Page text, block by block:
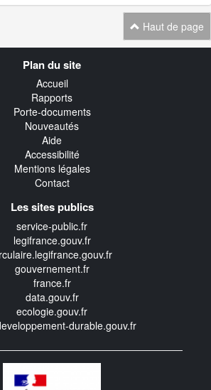
Haut de page
Plan du site
Accueil
Rapports
Porte-documents
Nouveautés
Aide
Accessibilité
Mentions légales
Contact
Les sites publics
service-public.fr
legifrance.gouv.fr
gouvernement.fr
france.fr
data.gouv.fr
ecologie.gouv.fr
durable.gouv.fr